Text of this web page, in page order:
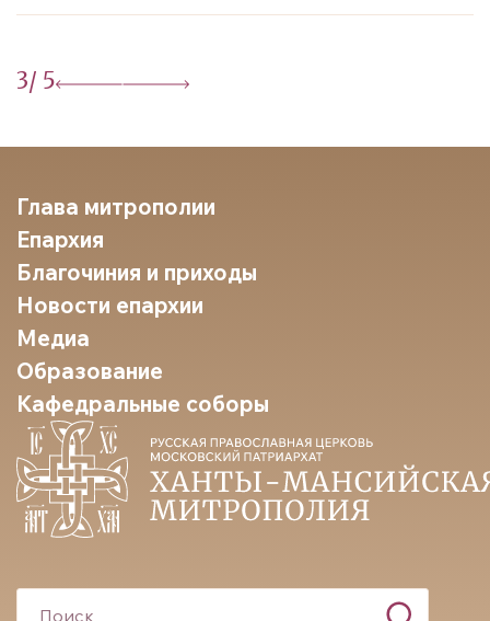
3/ 5
Глава митрополии
Епархия
Благочиния и приходы
Новости епархии
Медиа
Образование
Кафедральные соборы